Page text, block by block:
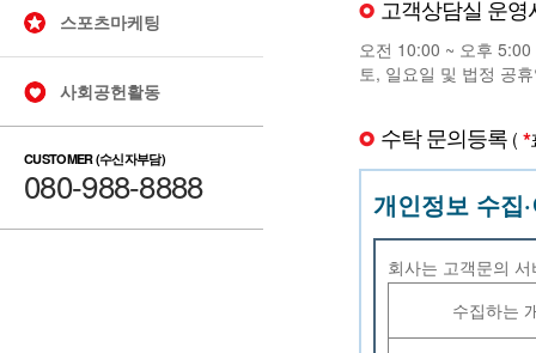
스포츠마케팅
사회공헌활동
CUSTOMER (수신자부담)
080-988-8888
고객상담실 운영
오전 10:00 ~ 오후
토, 일요일 및 법정 공
수탁 문의등록 ( *
개인정보 수집
회사는 고객문의
수집하는